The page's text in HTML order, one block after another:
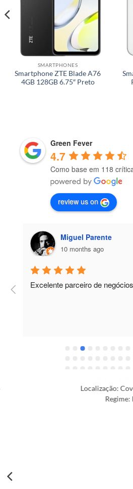
SMARTPHONES
Smartphone ZTE Blade A76
4GB 128GB 6.75″ Preto
Green Fever
4.7
Como base em 118
review us on
Miguel Parente
10 months ago
Excelente parceiro de negócios
OPORTUNIDADES DE
Localização: Covelas, Trofa
Regime: Presencial,